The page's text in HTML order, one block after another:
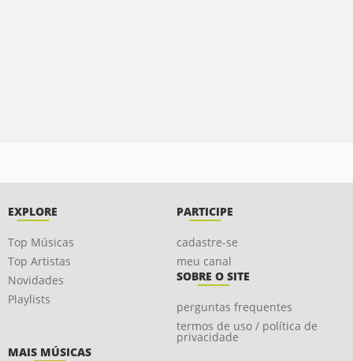
EXPLORE
Top Músicas
Top Artistas
Novidades
Playlists
PARTICIPE
cadastre-se
meu canal
SOBRE O SITE
perguntas frequentes
termos de uso / política de
privacidade
MAIS MÚSICAS